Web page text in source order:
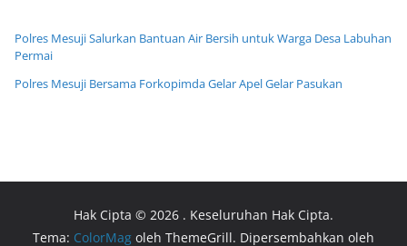
Polres Mesuji Salurkan Bantuan Air Bersih untuk Warga Desa Labuhan
Permai
Polres Mesuji Bersama Forkopimda Gelar Apel Gelar Pasukan
Hak Cipta © 2026 . Keseluruhan Hak Cipta.
Tema: ColorMag oleh ThemeGrill. Dipersembahkan oleh